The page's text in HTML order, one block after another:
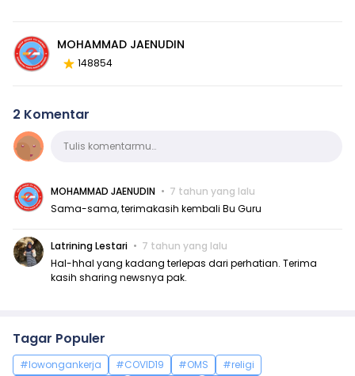
MOHAMMAD JAENUDIN
148854
2 Komentar
KomentarTulis komentarmu…
MOHAMMAD JAENUDIN
7 tahun yang lalu
Sama-sama, terimakasih kembali Bu Guru
Latrining Lestari
7 tahun yang lalu
Hal-hhal yang kadang terlepas dari perhatian. Terima
kasih sharing newsnya pak.
Tagar Populer
#lowongankerja #COVID19 #OMS #religi